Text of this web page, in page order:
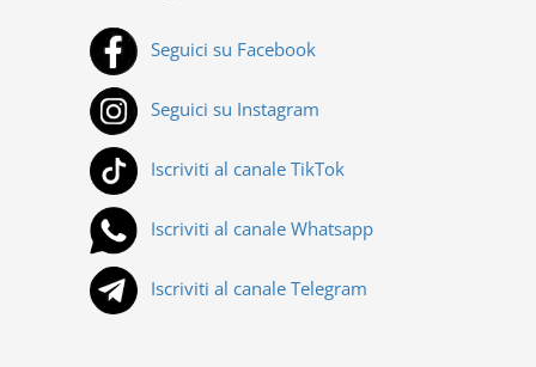
Seguici su Facebook
Seguici su Instagram
Iscriviti al canale TikTok
Iscriviti al canale Whatsapp
Iscriviti al canale Telegram